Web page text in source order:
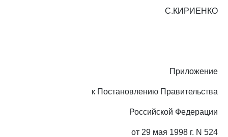
С.КИРИЕНКО
Приложение
к Постановлению Правительства
Российской Федерации
от 29 мая 1998 г. N 524